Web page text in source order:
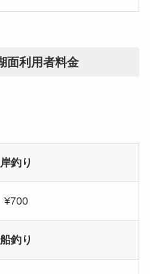
面利用者料金
岸釣り
¥700
船釣り